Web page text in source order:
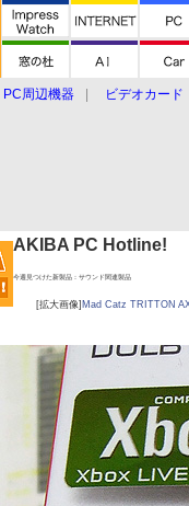
PC周辺機器
ビデオカード
AKIBA PC Hotline!
今週見つけた新製品：サウンド関連製品
[拡大画像] Mad Catz TRITTON